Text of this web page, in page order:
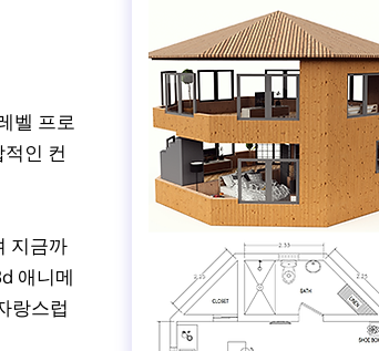
벨 프로
인 컨
지금까
애니메
랑스럽